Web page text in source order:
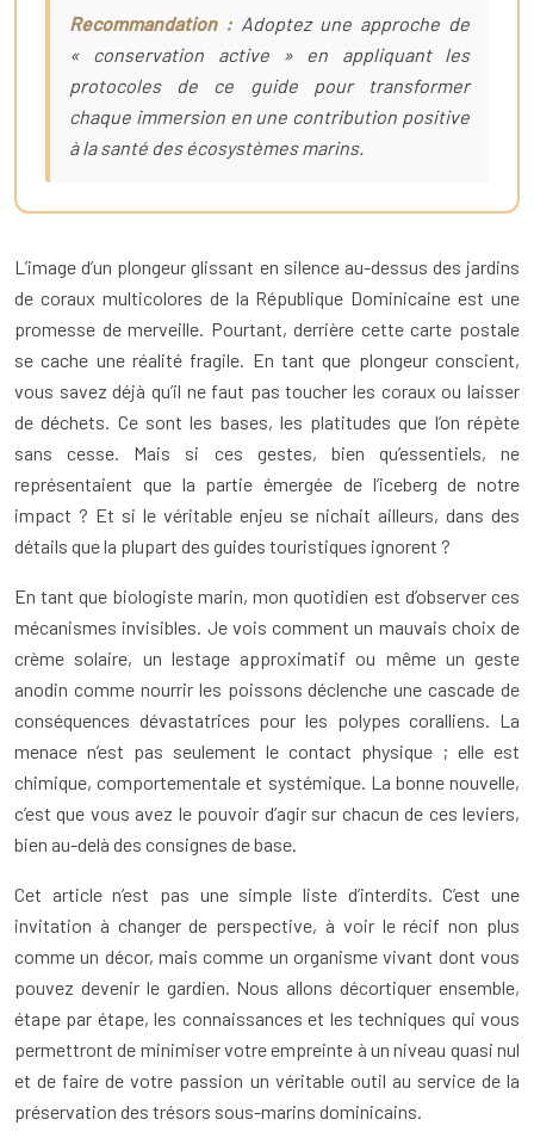
Recommandation : Adoptez une approche de
« conservation active » en appliquant les
protocoles de ce guide pour transformer
chaque immersion en une contribution positive
à la santé des écosystèmes marins.
L’image d’un plongeur glissant en silence au-dessus des jardins
de coraux multicolores de la République Dominicaine est une
promesse de merveille. Pourtant, derrière cette carte postale
se cache une réalité fragile. En tant que plongeur conscient,
vous savez déjà qu’il ne faut pas toucher les coraux ou laisser
de déchets. Ce sont les bases, les platitudes que l’on répète
sans cesse. Mais si ces gestes, bien qu’essentiels, ne
représentaient que la partie émergée de l’iceberg de notre
impact ? Et si le véritable enjeu se nichait ailleurs, dans des
détails que la plupart des guides touristiques ignorent ?
En tant que biologiste marin, mon quotidien est d’observer ces
mécanismes invisibles. Je vois comment un mauvais choix de
crème solaire, un lestage approximatif ou même un geste
anodin comme nourrir les poissons déclenche une cascade de
conséquences dévastatrices pour les polypes coralliens. La
menace n’est pas seulement le contact physique ; elle est
chimique, comportementale et systémique. La bonne nouvelle,
c’est que vous avez le pouvoir d’agir sur chacun de ces leviers,
bien au-delà des consignes de base.
Cet article n’est pas une simple liste d’interdits. C’est une
invitation à changer de perspective, à voir le récif non plus
comme un décor, mais comme un organisme vivant dont vous
pouvez devenir le gardien. Nous allons décortiquer ensemble,
étape par étape, les connaissances et les techniques qui vous
permettront de minimiser votre empreinte à un niveau quasi nul
et de faire de votre passion un véritable outil au service de la
préservation des trésors sous-marins dominicains.